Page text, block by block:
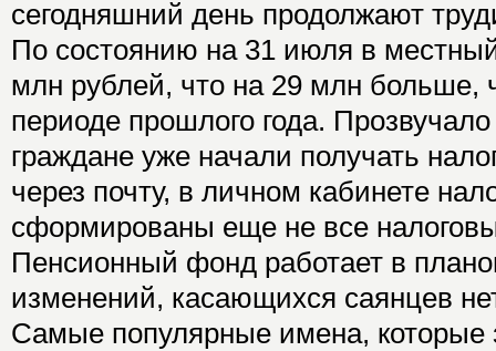
сегодняшний день продолжают
По состоянию на 31 июля в
млн рублей, что на 29 млн больше,
периоде прошлого года.
граждане уже начали получать
через почту, в личном кабинете
сформированы еще не все
Пенсионный фонд работает в
изменений, касающихся саянцев
Самые популярные имена, которые